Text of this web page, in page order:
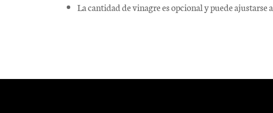
La cantidad de vinagre es opcional y puede ajustarse